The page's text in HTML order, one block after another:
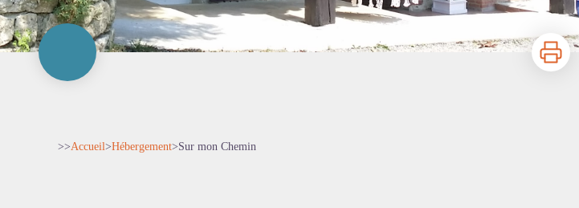
Imprimer
>>Accueil>Hébergement>Sur mon Chemin